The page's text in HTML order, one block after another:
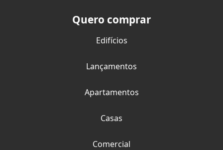
Quero comprar
Edifícios
Lançamentos
Apartamentos
Casas
Comercial